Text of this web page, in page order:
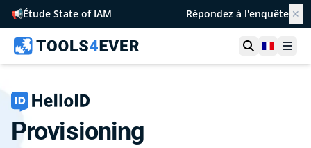
📢Étude State of IAM Répondez à l'enquête ✕
Ouvrir la
France
Provisioning